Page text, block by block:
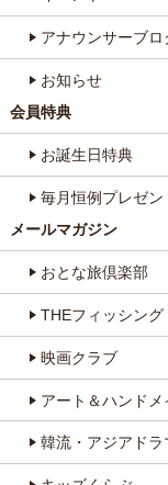
アナウンサーブロ
お知らせ
会員特典
お誕生日特典
毎月恒例プレゼン
メールマガジン
おとな旅倶楽部
THEフィッシング
映画クラブ
アート＆ハンド
韓流・アジアドラ